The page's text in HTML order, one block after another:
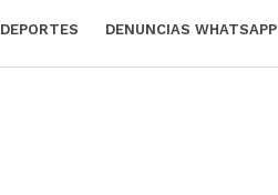
DEPORTES DENUNCIAS WHATSAPP